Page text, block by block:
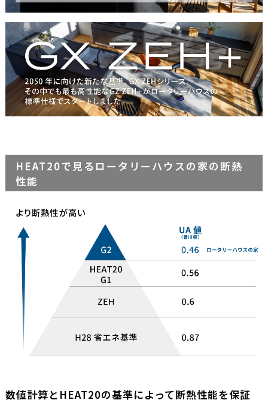
HEAT20で見るロータリーハウスの家の断熱
性能
数値計算とHEAT20の基準によって断熱性能を保証